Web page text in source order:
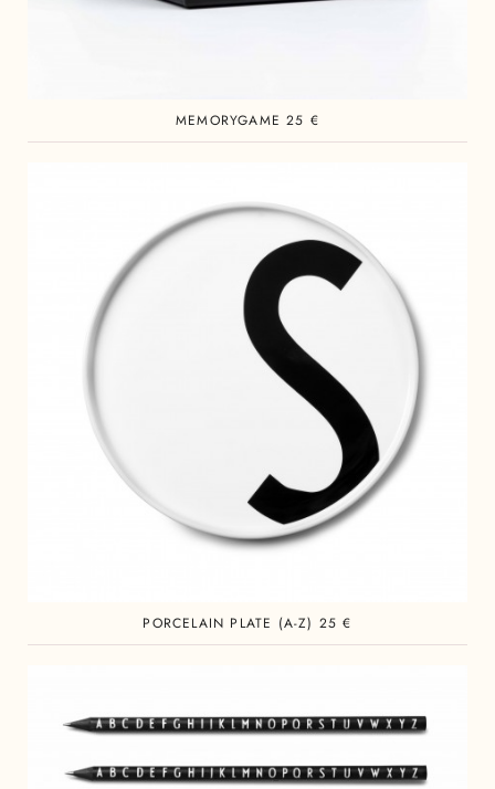
MEMORYGAME 25 €
PORCELAIN PLATE (A-Z) 25 €